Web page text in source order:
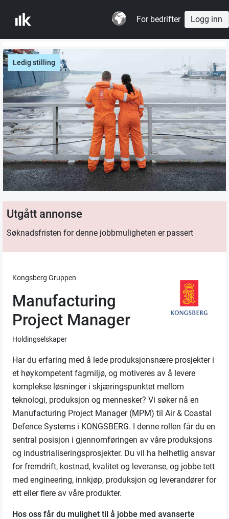
For bedrifter Logg inn
Ledig stilling
Utgått annonse
Søknadsfristen for denne jobbmuligheten er passert
Kongsberg Gruppen
Manufacturing
Project Manager
Holdingselskaper
Har du erfaring med å lede produksjonsnære prosjekter i
et høykompetent fagmiljø, og motiveres av å levere
komplekse løsninger i skjæringspunktet mellom
teknologi, produksjon og mennesker? Vi søker nå en
Manufacturing Project Manager (MPM) til Air & Coastal
Defence Systems i KONGSBERG. I denne rollen får du en
sentral posisjon i gjennomføringen av våre produksjons
og industrialiseringsprosjekter. Du vil ha helhetlig ansvar
for fremdrift, kostnad, kvalitet og leveranse, og jobbe tett
med engineering, innkjøp, produksjon og leverandører for
ett eller flere av våre produkter.
Hos oss får du mulighet til å jobbe med avanserte